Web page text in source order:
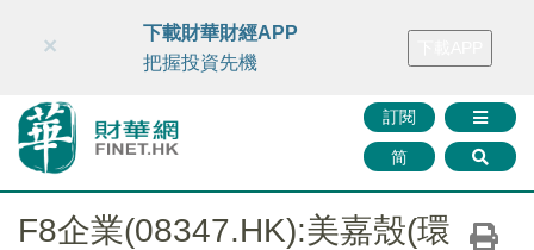
財華智庫網 FINTV FINMETA 財華證券 媒體矩陣
訂閱
简
×
下載財華財經APP
把握投資先機
F8企業(08347.HK):美嘉殼(環